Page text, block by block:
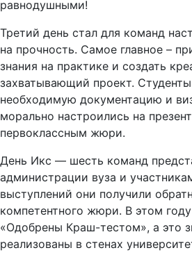
Третий день стал для команд
на прочность. Самое главное –
знания на практике и создать
захватывающий проект. Студенты
необходимую документацию и
морально настроились на
первоклассным жюри.
День Икс — шесть команд
администрации вуза и
выступлений они получили
компетентного жюри. В этом году
«Одобрены Краш-тестом», а это
реализованы в стенах
Викторина «Крутите